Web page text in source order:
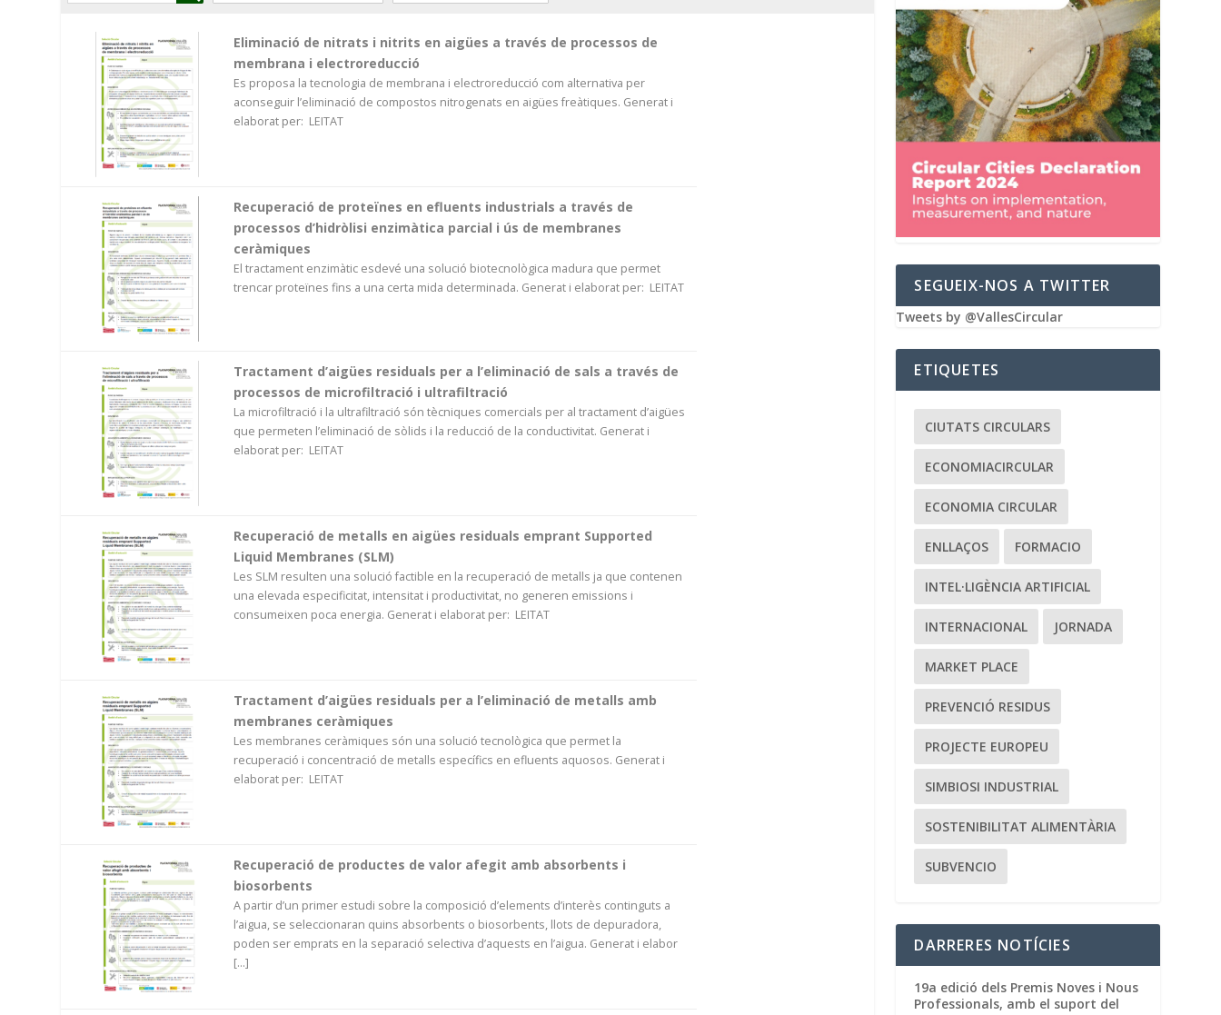
Eliminació de nitrats i nitrits en aigües a través de processos de
membrana i electroreducció
Es proposa la tecnologia de membrana i electroreducció com alternativa per
aconseguir l’eliminació de compostos nitrogenats en aigües freàtiques. Generat i
elaborat per: LEITAT
Recuperació de proteïnes en efluents industrials a través de
processos d’hidròlisi enzimàtica parcial i ús de membranes
ceràmiques
El tractament enzimàtic esdevé una solució biotecnològica madura que permet
trencar proteïnes fins a una certa mida determinada. Generat i elaborat per: LEITAT
Tractament d’aigües residuals per a l’eliminació de sals a través de
processos de microfiltració i ultrafiltració
La microfiltració i la ultrafiltració són tècniques comercials per al tractament d’aigües
que permeten l’eliminació de sòlids i la reducció de la conductivitat. Generat i
elaborat per: LEITAT
Recuperació de metalls en aigües residuals emprant Supported
Liquid Membranes (SLM)
Les SLM resulten una solució factible en la recuperació de metalls ja que contenen
una elevada especificitat, intensitat i productivitat, no generen emissions i
consumeixen poca energia. Generat i elaborat per: LEITAT
Tractament d’aigües residuals per a l’eliminació de metalls amb
membranes ceràmiques
Les membranes ceràmiques són una solució tecnològica que permet la
recuperació i concentració de metalls específics en efluents aquosos. Generat i
elaborat per: LEITAT
Recuperació de productes de valor afegit amb absorbents i
biosorbents
A partir d’un primer estudi sobre la composició d’elements d’interès continguts a
l’aigua, se seleccionaran quins absorbents o biosorbents, llots de depuradora,
poden ser emprats en la separació selectiva d’aquests en l’aigua. Generat i elabor
[...]
SEGUEIX-NOS A TWITTER
Tweets by @VallesCircular
ETIQUETES
CIUTATS CIRCULARS
ECONOMIACIRCULAR
ECONOMIA CIRCULAR
ENLLAÇOS FORMACIO
INTEL·LIGÈNCIA ARTIFICIAL
INTERNACIONAL JORNADA
MARKET PLACE
PREVENCIÓ RESIDUS
PROJECTE EUROPEU
SIMBIOSI INDUSTRIAL
SOSTENIBILITAT ALIMENTÀRIA
SUBVENCIO
DARRERES NOTÍCIES
19a edició dels Premis Noves i Nous
Professionals, amb el suport del